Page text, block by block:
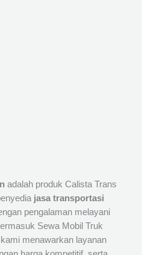
adalah produk Calista Trans
jasa transportasi
pengalaman melayani
Sewa Mobil Truk
menawarkan layanan